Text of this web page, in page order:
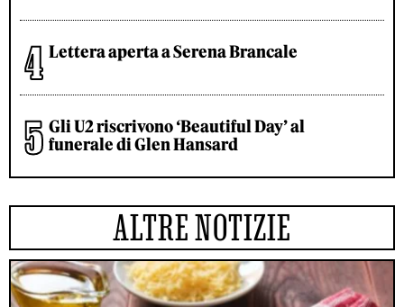
Lettera aperta a Serena Brancale
Gli U2 riscrivono ‘Beautiful Day’ al
funerale di Glen Hansard
ALTRE NOTIZIE